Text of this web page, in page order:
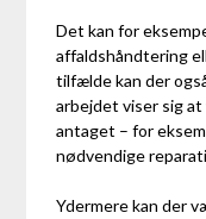
Det kan for
affaldshåndtering
tilfælde kan der
arbejdet viser sig
antaget – for
nødvendige
Ydermere kan der